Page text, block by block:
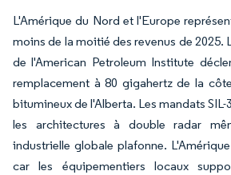
L'Amérique du Nord et l'Europe
moins de la moitié des revenus de 2025.
de l'American Petroleum Institute
remplacement à 80 gigahertz de la
bitumineux de l'Alberta. Les mandats
les architectures à double radar
industrielle globale plafonne.
car les équipementiers locaux